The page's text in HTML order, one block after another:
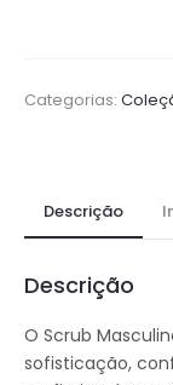
Categorias:
Descrição
Descrição
O Scrub
sofisticação,